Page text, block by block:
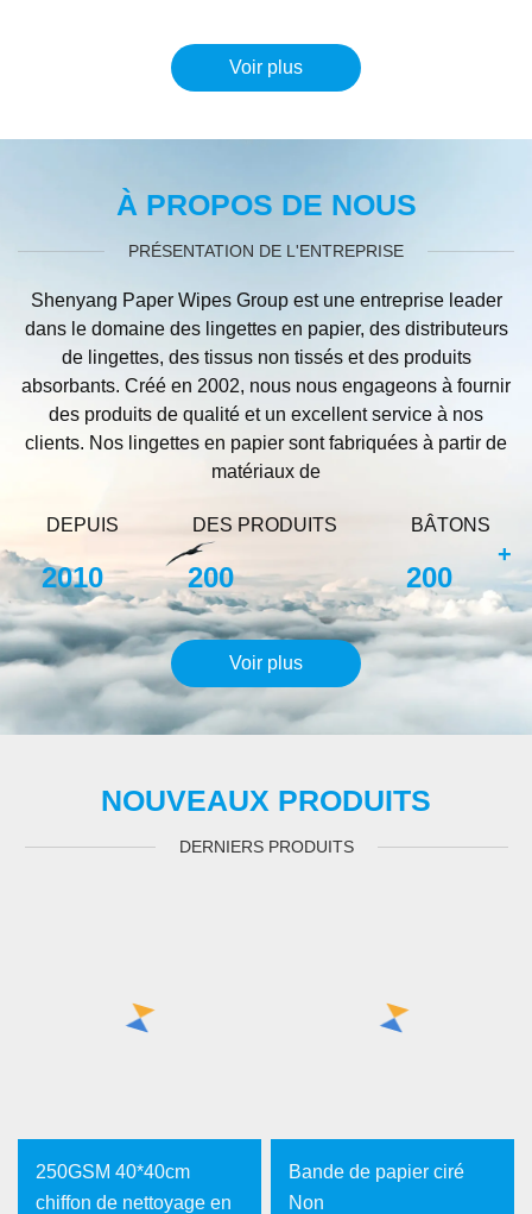
Voir plus
À PROPOS DE NOUS
PRÉSENTATION DE L'ENTREPRISE
Shenyang Paper Wipes Group est une entreprise leader
dans le domaine des lingettes en papier, des distributeurs
de lingettes, des tissus non tissés et des produits
absorbants. Créé en 2002, nous nous engageons à fournir
des produits de qualité et un excellent service à nos
clients. Nos lingettes en papier sont fabriquées à partir de
matériaux de
DEPUIS
2010
DES PRODUITS
200
BÂTONS
200
+
Voir plus
NOUVEAUX PRODUITS
DERNIERS PRODUITS
250GSM 40*40cm
chiffon de nettoyage en
Bande de papier ciré
Non